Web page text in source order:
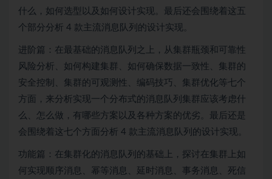
什么，如何选型以及如何设计实现。最后还会围绕着这五
个部分分析 4 款主流消息队列的设计实现。
进阶篇：在最基础的消息队列之上，从集群瓶颈和可靠性
风险分析、如何构建集群、如何确保数据一致性、集群的
安全控制、集群的可观测性、编码技巧、集群优化等七个
方面，来分析实现一个 分布式的消息队列集群应该考虑什
么、怎么做，有哪些方案以及各种方案的优劣。最后还是
会围绕着这七个方面分析 4 款主流消息队列的设计实现。
功能篇：在集群化的消息队列的基础上，探讨在集群上如
何实现顺序消息、幂等消息、延时消息、事务消息、死信